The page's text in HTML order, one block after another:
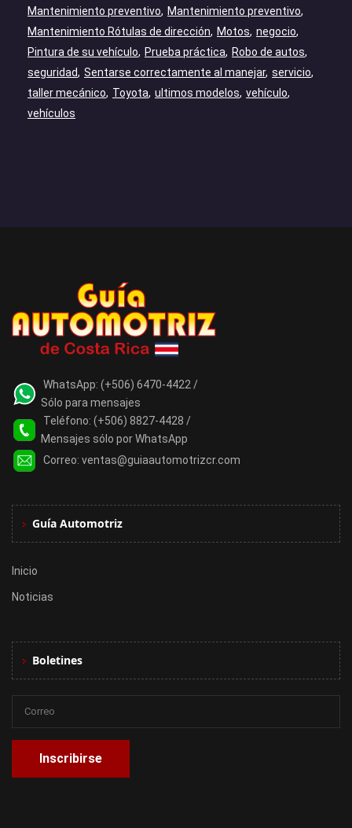
Mantenimiento preventivo
Mantenimiento preventivo
Mantenimiento Rótulas de dirección
Motos negocio
Pintura de su vehículo
Prueba práctica
Robo de autos
seguridad
Sentarse correctamente al manejar servicio
taller mecánico
Toyota ultimos modelos vehículo
vehículos
WhatsApp: (+506) 6470-4422 /
Sólo para mensajes
Teléfono: (+506) 8827-4428 /
Mensajes sólo por WhatsApp
Correo: ventas@guiaautomotrizcr.com
Guía Automotriz
Inicio
Noticias
Boletines